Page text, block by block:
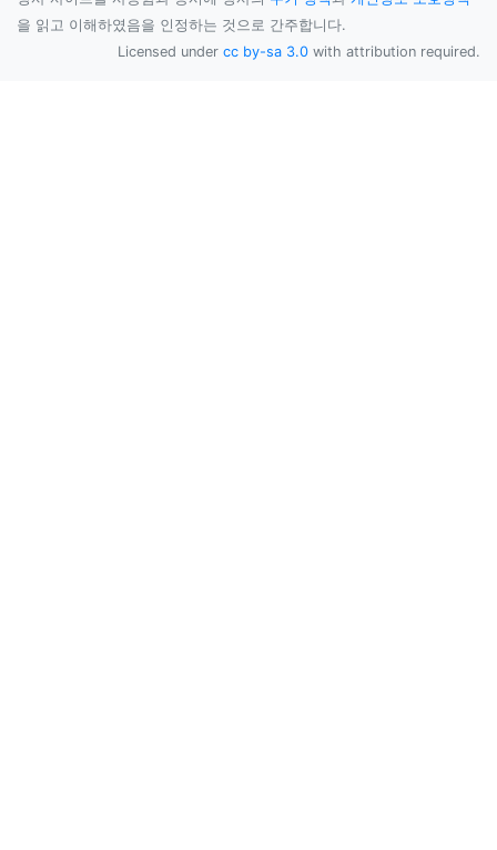
을 읽고 이해하였음을 인정하는 것으로 간주합니다.
Licensed under cc by-sa 3.0 with attribution required.